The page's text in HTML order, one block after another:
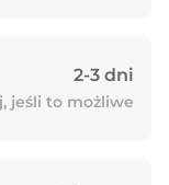
2-3 dni
jeśli to możliwe